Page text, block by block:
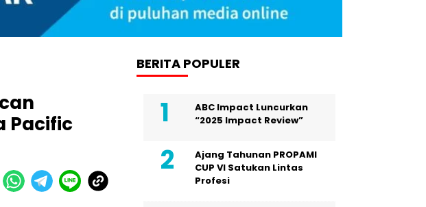
Pacific
BERITA POPULER
ABC Impact Luncurkan
“2025 Impact Review”
Ajang Tahunan PROPAMI
CUP VI Satukan Lintas
Profesi